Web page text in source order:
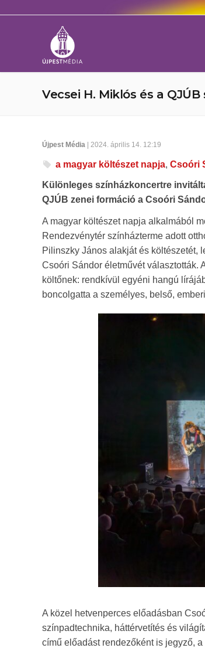
Vecsei H. Miklós és a
Újpest Média | 2024. április 14. 12:19
a magyar költészet napja, Csoóri
Különleges színházkoncertre
QJÚB zenei formáció a Csoóri
A magyar költészet napja alkalmából
Rendezvénytér színházterme adott
Pilinszky János alakját és költészetét,
Csoóri Sándor életművét választották.
költőnek: rendkívül egyéni hangú
boncolgatta a személyes, belső,
A közel hetvenperces előadásban
színpadtechnika, háttérvetítés és
című előadást rendezőként is jegyző,